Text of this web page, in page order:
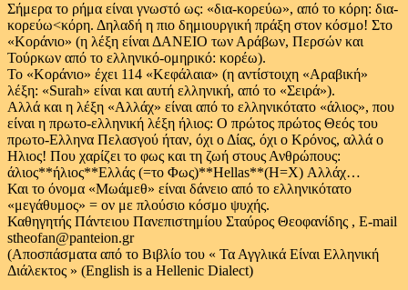
Σήμερα το ρήμα είναι γνωστό ως: «δια-κορεύω», από το κόρη: δια-
κορεύω<κόρη. Δηλαδή η πιο δημιουργική πράξη στον κόσμο! Στο
«Κοράνιο» (η λέξη είναι ΔΑΝΕΙΟ των Αράβων, Περσών και
Τούρκων από το ελληνικό-ομηρικό: κορέω).
Το «Κοράνιο» έχει 114 «Κεφάλαια» (η αντίστοιχη «Αραβική»
λέξη: «Surah» είναι και αυτή ελληνική, από το «Σειρά»).
Αλλά και η λέξη «Αλλάχ» είναι από το ελληνικότατο «άλιος», που
είναι η πρωτο-ελληνική λέξη ήλιος: Ο πρώτος πρώτος Θεός του
πρωτο-Ελληνα Πελασγού ήταν, όχι ο Δίας, όχι ο Κρόνος, αλλά ο
Ηλιος! Που χαρίζει το φως και τη ζωή στους Ανθρώπους:
άλιος**ήλιος**Ελλάς (=το Φως)**Hellas**(Η=Χ) Αλλάχ…
Και το όνομα «Μωάμεθ» είναι δάνειο από το ελληνικότατο
«μεγάθυμος» = ον με πλούσιο κόσμο ψυχής.
Καθηγητής Πάντειου Πανεπιστημίου Σταύρος Θεοφανίδης , E-mail
stheofan@panteion.gr
(Αποσπάσματα από το Βιβλίο του « Τα Αγγλικά Είναι Ελληνική
Διάλεκτος » (English is a Hellenic Dialect)